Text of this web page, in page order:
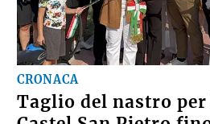
CRONACA
Taglio del nastro